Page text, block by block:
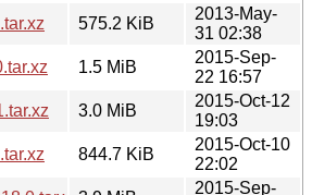
575.2 KiB
2013-May-
31 02:38
1.5 MiB
2015-Sep-
22 16:57
3.0 MiB
2015-Oct-12
19:03
844.7 KiB
2015-Oct-10
22:02
2015-Sep-